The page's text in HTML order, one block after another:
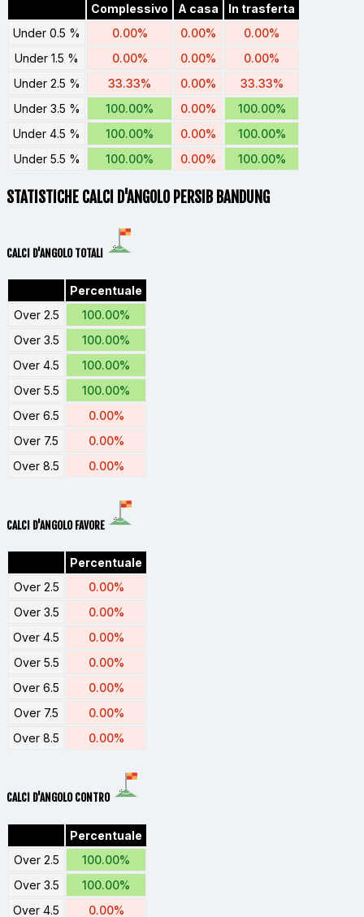
Complessivo A casa
In trasferta
Under 0.5 %
0.00% 0.00%
0.00%
Under 1.5 %
0.00% 0.00%
0.00%
Under 2.5 %
33.33% 0.00%
33.33%
Under 3.5 %
100.00% 0.00%
100.00%
Under 4.5 %
100.00% 0.00%
100.00%
Under 5.5 %
100.00% 0.00% 100.00%
STATISTICHE CALCI D'ANGOLO PERSIB BANDUNG
CALCI D'ANGOLO TOTALI
Percentuale
Over 2.5
100.00%
Over 3.5
100.00%
Over 4.5
100.00%
Over 5.5
100.00%
Over 6.5
0.00%
Over 7.5
0.00%
Over 8.5
0.00%
CALCI D'ANGOLO FAVORE
Percentuale
Over 2.5
0.00%
Over 3.5
0.00%
Over 4.5
0.00%
Over 5.5
0.00%
Over 6.5
0.00%
Over 7.5
0.00%
Over 8.5
0.00%
CALCI D'ANGOLO CONTRO
Percentuale
Over 2.5
100.00%
Over 3.5
100.00%
Over 4.5
0.00%